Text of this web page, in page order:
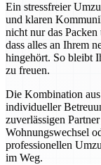
Ein stressfreier
und klaren
nicht nur das
dass alles an Ihrem
hingehört. So bleibt
zu freuen.
Die Kombination
individueller
zuverlässigen
Wohnungswechsel
professionellen
im Weg.